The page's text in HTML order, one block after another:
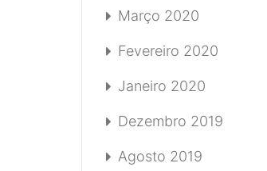
Março 2020
Fevereiro 2020
Janeiro 2020
Dezembro 2019
Agosto 2019